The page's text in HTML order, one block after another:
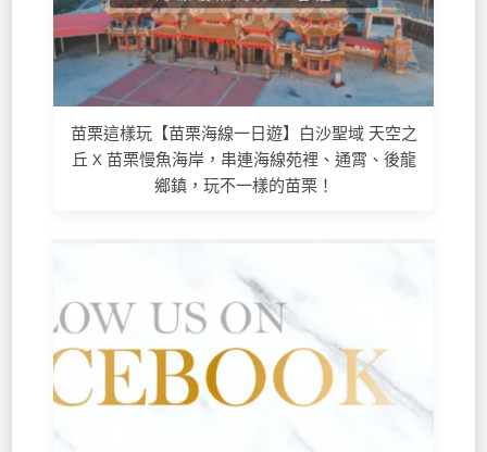
苗栗這樣玩【苗栗海線一日遊】白沙聖域 天空之
丘 X 苗栗慢魚海岸，串連海線苑裡、通霄、後龍
鄉鎮，玩不一樣的苗栗！